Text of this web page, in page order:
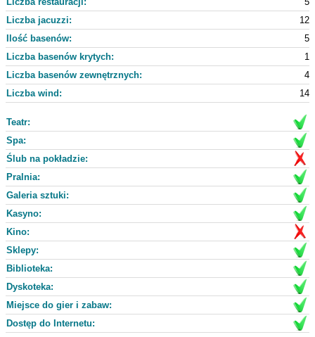
Liczba jacuzzi:
12
Ilość basenów:
5
Liczba basenów krytych:
1
Liczba basenów zewnętrznych:
4
Liczba wind:
14
Teatr:
Spa:
Ślub na pokładzie:
Pralnia:
Galeria sztuki:
Kasyno:
Kino:
Sklepy:
Biblioteka:
Dyskoteka:
Miejsce do gier i zabaw:
Dostęp do Internetu: